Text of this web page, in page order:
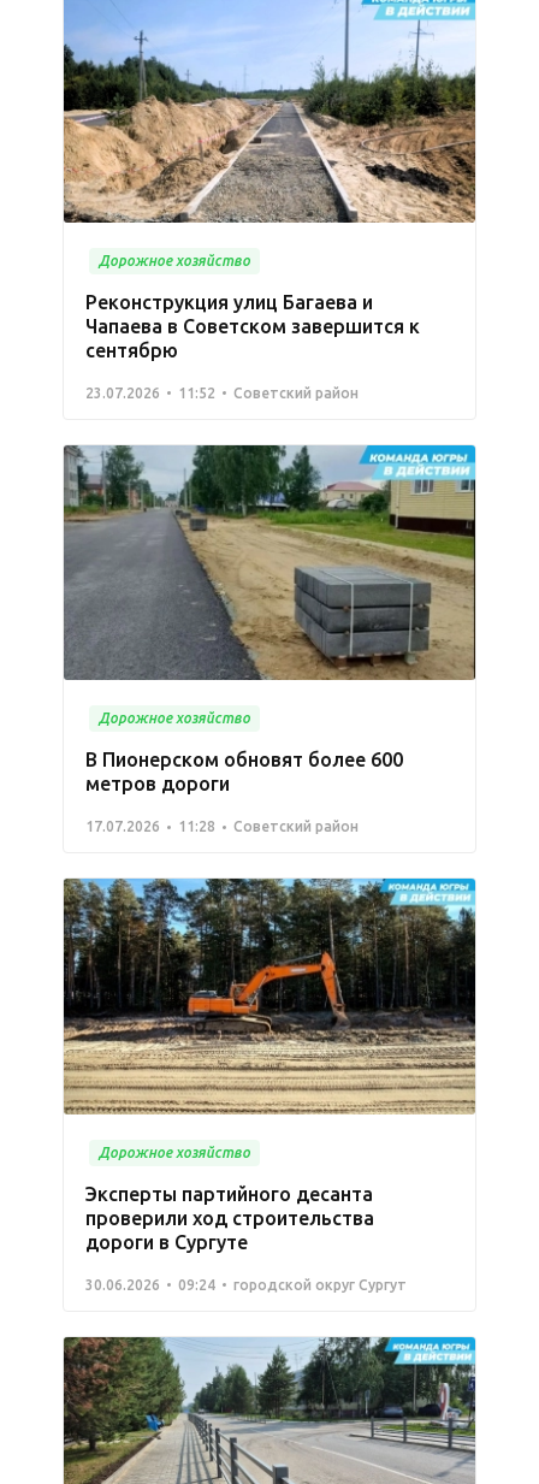
Дорожное хозяйство
Реконструкция улиц Багаева и
Чапаева в Советском завершится к
сентябрю
23.07.2026 11:52 Советский район
Дорожное хозяйство
В Пионерском обновят более 600
метров дороги
17.07.2026 11:28 Советский район
Дорожное хозяйство
Эксперты партийного десанта
проверили ход строительства
дороги в Сургуте
30.06.2026 09:24 городской округ Сургут